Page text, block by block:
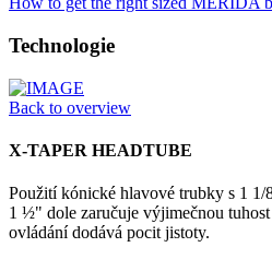
Technologie
Back to overview
X-TAPER HEADTUBE
Použití kónické hlavové trubky s 1
1 ½" dole zaručuje výjimečnou
ovládání dodává pocit jistoty.